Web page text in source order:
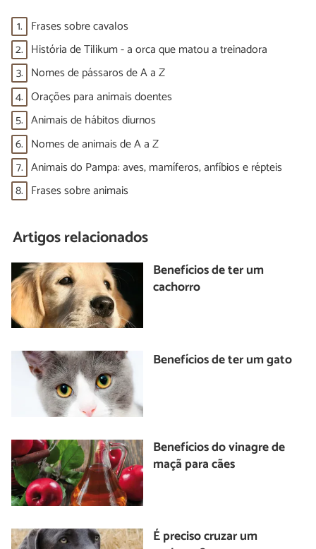
1. Frases sobre cavalos
2. História de Tilikum - a orca que matou a treinadora
3. Nomes de pássaros de A a Z
4. Orações para animais doentes
5. Animais de hábitos diurnos
6. Nomes de animais de A a Z
7. Animais do Pampa: aves, mamíferos, anfíbios e répteis
8. Frases sobre animais
Artigos relacionados
Benefícios de ter um
cachorro
Benefícios de ter um gato
Benefícios do vinagre de
maçã para cães
É preciso cruzar um